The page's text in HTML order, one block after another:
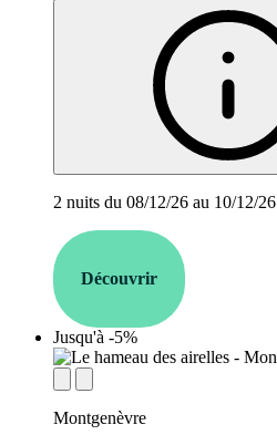
2 nuits du 08/12/26 au 10/12/26
Découvrir
Jusqu'à -5%
establishment.station_label:
Montgenèvre